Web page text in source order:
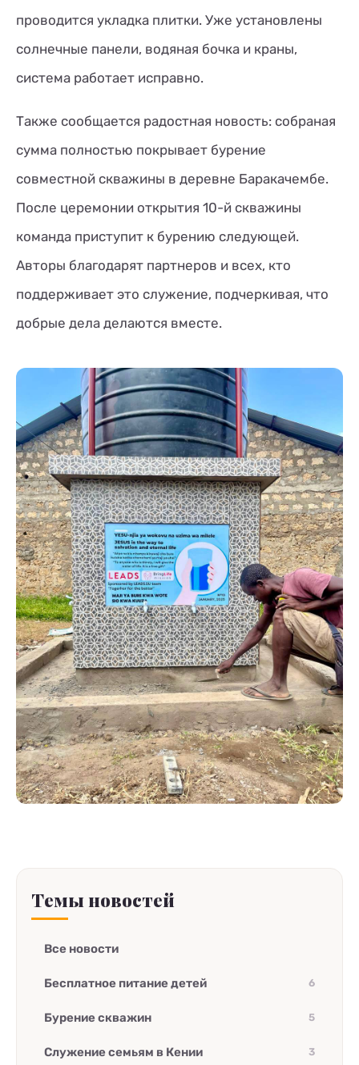
проводится укладка плитки. Уже установлены
солнечные панели, водяная бочка и краны,
система работает исправно.
Также сообщается радостная новость: собраная
сумма полностью покрывает бурение
совместной скважины в деревне Баракачембе.
После церемонии открытия 10-й скважины
команда приступит к бурению следующей.
Авторы благодарят партнеров и всех, кто
поддерживает это служение, подчеркивая, что
добрые дела делаются вместе.
Темы новостей
Все новости
Бесплатное питание детей 6
Бурение скважин 5
Служение семьям в Кении 3